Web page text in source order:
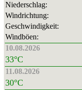
Niederschlag:
Windrichtung:
Geschwindigkeit:
Windböen:
10.08.2026
33°C
11.08.2026
30°C